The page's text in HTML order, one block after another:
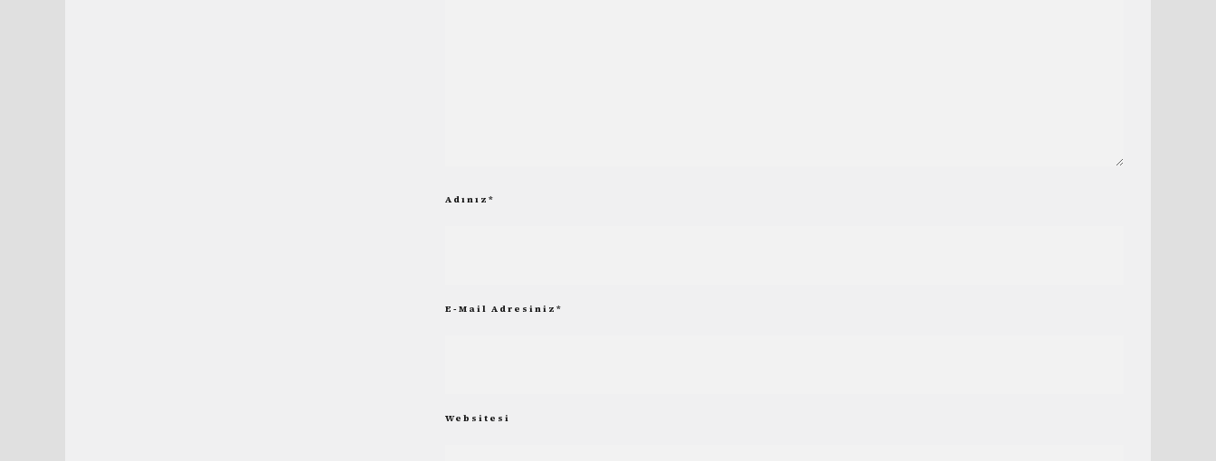
Adınız *
E-Mail Adresiniz *
Websitesi